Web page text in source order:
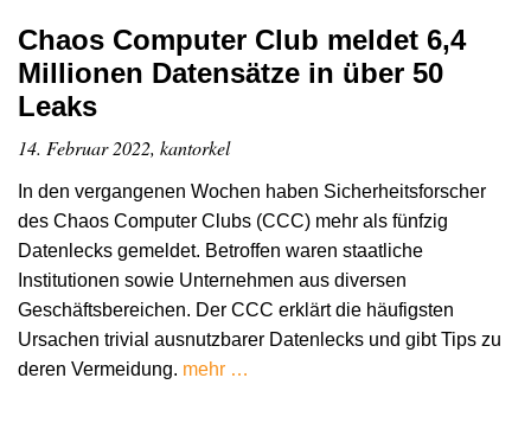
Chaos Computer Club meldet 6,4
Millionen Datensätze in über 50
Leaks
14. Februar 2022, kantorkel
In den vergangenen Wochen haben Sicherheitsforscher
des Chaos Computer Clubs (CCC) mehr als fünfzig
Datenlecks gemeldet. Betroffen waren staatliche
Institutionen sowie Unternehmen aus diversen
Geschäftsbereichen. Der CCC erklärt die häufigsten
Ursachen trivial ausnutzbarer Datenlecks und gibt Tips zu
deren Vermeidung. mehr …